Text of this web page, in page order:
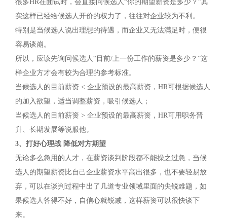
很多HR在面试时，会直接问候选人“你的期望薪资是多少？”其
实这样已经给候选人开价的权力了，往往对企业较为不利。
特别是当候选人说出理想的待遇，而企业又无法满足时，便很
容易谈崩。
所以，应该先询问候选人“目前/上一份工作的薪资是多少？”这
样企业方才会有较为合理的参考标准。
当候选人的目前薪资 < 企业预设的最高薪资，HR可根据候选人
的加入欲望，适当调整薪资，吸引候选人；
当候选人的目前薪资 > 企业预设的最高薪资，HR可用职务晋
升、长期发展等说服他。
3、打好心理战 降低对方期望
无论多么急用的人才，在薪资谈判阶段都不能操之过急，当候
选人的期望薪资比自己企业薪资水平高出很多，也不要轻易放
弃，可以在谈判过程中出了几道专业领域里面的尖锐难题，如
果候选人答得不好，自信心就锐减，这样薪资可以很快谈下
来。